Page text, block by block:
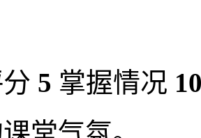
5 掌握情况